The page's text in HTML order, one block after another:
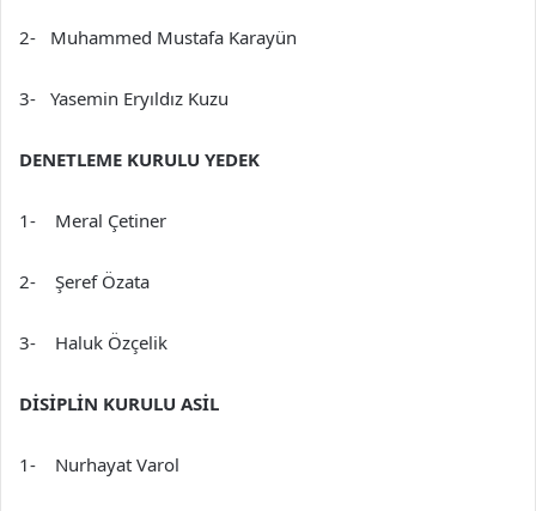
2- Muhammed Mustafa Karayün
3- Yasemin Eryıldız Kuzu
DENETLEME KURULU YEDEK
1- Meral Çetiner
2- Şeref Özata
3- Haluk Özçelik
DİSİPLİN KURULU ASİL
1- Nurhayat Varol